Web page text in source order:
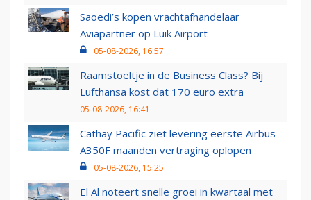
Saoedi’s kopen vrachtafhandelaar
Aviapartner op Luik Airport
05-08-2026, 16:57
Raamstoeltje in de Business Class? Bij
Lufthansa kost dat 170 euro extra
05-08-2026, 16:41
Cathay Pacific ziet levering eerste Airbus
A350F maanden vertraging oplopen
05-08-2026, 15:25
El Al noteert snelle groei in kwartaal met